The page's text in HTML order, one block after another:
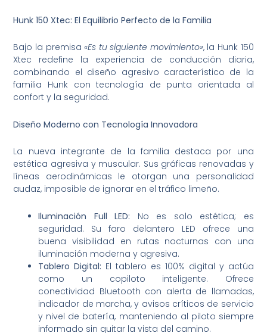
Hunk 150 Xtec: El Equilibrio Perfecto de la Familia
Bajo la premisa«Es tu siguiente movimiento», la Hunk 150
Xtec redefine la experiencia de conducción diaria,
combinando el diseño agresivo característico de la
familia Hunk con tecnología de punta orientada al
confort y la seguridad.
Diseño Moderno con Tecnología Innovadora
La nueva integrante de la familia destaca por una
estética agresiva y muscular. Sus gráficas renovadas y
líneas aerodinámicas le otorgan una personalidad
audaz, imposible de ignorar en el tráfico limeño.
Iluminación Full LED: No es solo estética; es
seguridad. Su faro delantero LED ofrece una
buena visibilidad en rutas nocturnas con una
iluminación moderna y agresiva.
Tablero Digital: El tablero es 100% digital y actúa
como un copiloto inteligente. Ofrece
conectividad Bluetooth con alerta de llamadas,
indicador de marcha, y avisos críticos de servicio
y nivel de batería, manteniendo al piloto siempre
informado sin quitar la vista del camino.